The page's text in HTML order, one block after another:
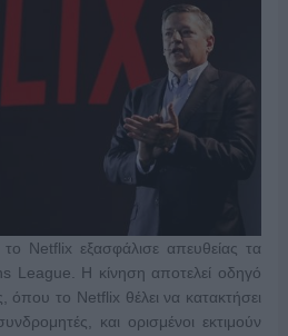
Netflix εξασφάλισε απευθείας τα
League. Η κίνηση αποτελεί οδηγό
όπου το Netflix θέλει να κατακτήσει
και ορισμένοι εκτιμούν